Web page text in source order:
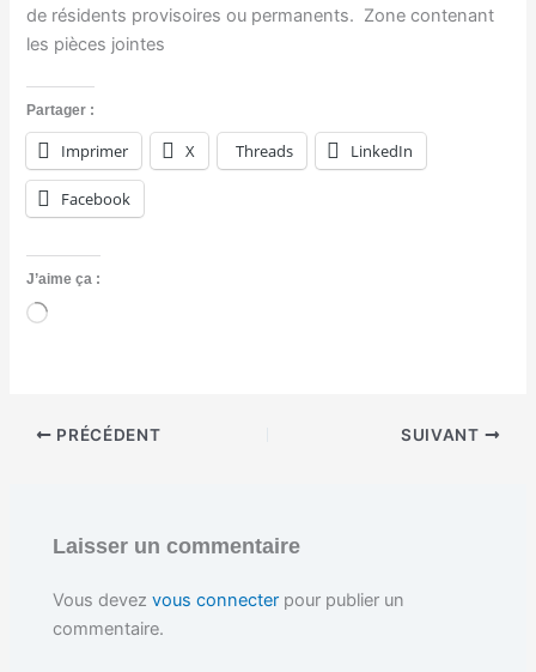
de résidents provisoires ou permanents. Zone contenant
les pièces jointes
Partager :
Imprimer X Threads LinkedIn
Facebook
J’aime ça :
C
…
PRÉCÉDENT SUIVANT
Laisser un commentaire
Vous devezvous connecter pour publier un
commentaire.